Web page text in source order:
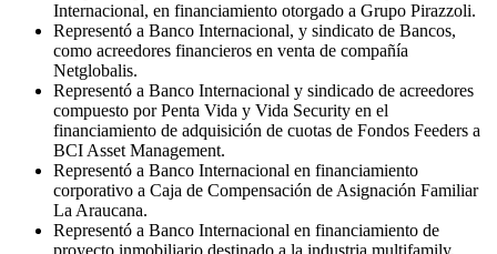
Internacional, en financiamiento otorgado a Grupo Pirazzoli.
Representó a Banco Internacional, y sindicato de Bancos,
como acreedores financieros en venta de compañía
Netglobalis.
Representó a Banco Internacional y sindicado de acreedores
compuesto por Penta Vida y Vida Security en el
financiamiento de adquisición de cuotas de Fondos Feeders a
BCI Asset Management.
Representó a Banco Internacional en financiamiento
corporativo a Caja de Compensación de Asignación Familiar
La Araucana.
Representó a Banco Internacional en financiamiento de
proyecto inmobiliario destinado a la industria multifamily,